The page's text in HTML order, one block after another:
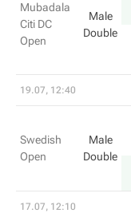
Mubadala
Citi DC
Open
Male
Double
19.07, 12:40
Swedish
Open
Male
Double
17.07, 12:10